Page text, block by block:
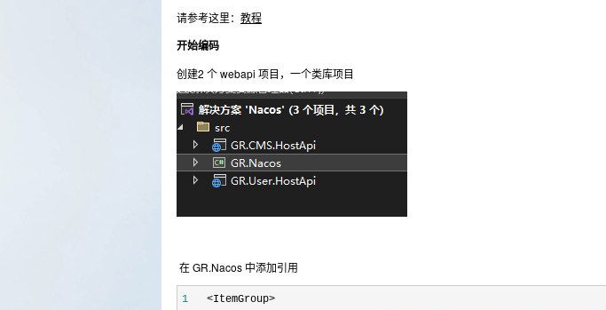
请参考这里： 教程
开始编码
创建2 个 webapi 项目，一个类库项目
在 GR.Nacos 中添加引用
1